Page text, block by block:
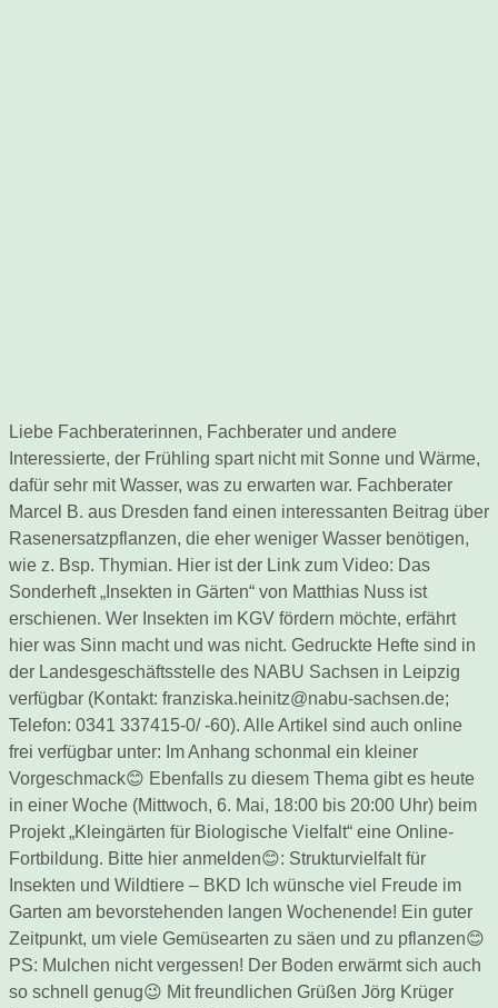
Liebe Fachberaterinnen, Fachberater und andere
Interessierte, der Frühling spart nicht mit Sonne und Wärme,
dafür sehr mit Wasser, was zu erwarten war. Fachberater
Marcel B. aus Dresden fand einen interessanten Beitrag über
Rasenersatzpflanzen, die eher weniger Wasser benötigen,
wie z. Bsp. Thymian. Hier ist der Link zum Video: Das
Sonderheft „Insekten in Gärten“ von Matthias Nuss ist
erschienen. Wer Insekten im KGV fördern möchte, erfährt
hier was Sinn macht und was nicht. Gedruckte Hefte sind in
der Landesgeschäftsstelle des NABU Sachsen in Leipzig
verfügbar (Kontakt: franziska.heinitz@nabu-sachsen.de;
Telefon: 0341 337415-0/ -60). Alle Artikel sind auch online
frei verfügbar unter: Im Anhang schonmal ein kleiner
Vorgeschmack😊 Ebenfalls zu diesem Thema gibt es heute
in einer Woche (Mittwoch, 6. Mai, 18:00 bis 20:00 Uhr) beim
Projekt „Kleingärten für Biologische Vielfalt“ eine Online-
Fortbildung. Bitte hier anmelden😊: Strukturvielfalt für
Insekten und Wildtiere – BKD Ich wünsche viel Freude im
Garten am bevorstehenden langen Wochenende! Ein guter
Zeitpunkt, um viele Gemüsearten zu säen und zu pflanzen😊
PS: Mulchen nicht vergessen! Der Boden erwärmt sich auch
so schnell genug😉 Mit freundlichen Grüßen Jörg Krüger